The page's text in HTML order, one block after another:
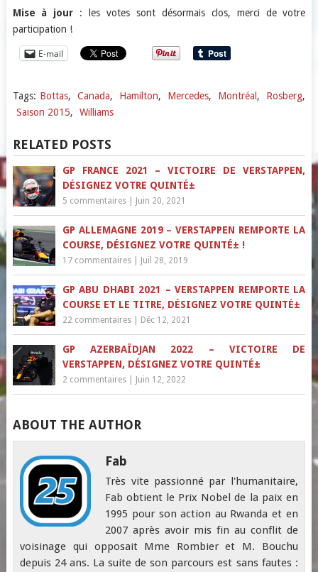
Mise à jour : les votes sont désormais clos, merci de votre
participation !
E-mail
Tags: Bottas, Canada, Hamilton, Mercedes, Montréal , Rosberg,
Saison 2015, Williams
RELATED POSTS
GP FRANCE 2021 – VICTOIRE DE VERSTAPPEN,
DÉSIGNEZ VOTRE QUINTÉ±
5 commentaires| Juin 20, 2021
GP ALLEMAGNE 2019 – VERSTAPPEN REMPORTE LA
COURSE, DÉSIGNEZ VOTRE QUINTÉ± !
17 commentaires| Juil 28, 2019
GP ABU DHABI 2021 – VERSTAPPEN REMPORTE LA
COURSE ET LE TITRE, DÉSIGNEZ VOTRE QUINTÉ±
22 commentaires| Déc 12, 2021
GP AZERBAÏDJAN 2022 – VICTOIRE DE
VERSTAPPEN, DÉSIGNEZ VOTRE QUINTÉ±
2 commentaires| Juin 12, 2022
ABOUT THE AUTHOR
Fab
Très vite passionné par l'humanitaire,
Fab obtient le Prix Nobel de la paix en
1995 pour son action au Rwanda et en
2007 après avoir mis fin au conflit de
voisinage qui opposait Mme Rombier et M. Bouchu
depuis 24 ans. La suite de son parcours est sans fautes :